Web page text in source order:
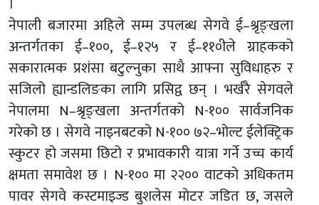
नेपाली बजारमा अहिले सम्म उपलब्ध सेगवे ई–श्रृङ्खला
अन्तर्गतका ई–१००, ई–१२५ र ई–११०ीले ग्राहकको
सकारात्मक प्रशंसा बटुल्नुका साथै आफ्ना सुविधाहरु र
सजिलो ह्यान्डलिङका लागि प्रसिद्व छन् । भर्खरै सेगवले
नेपालमा N–श्रृङ्खला अन्तर्गतको N-१०० सार्वजनिक
गरेको छ । सेगवे नाइनबटको N-१०० ७२–भोल्ट ईलेक्ट्रिक
स्कुटर हो जसमा छिटो र प्रभावकारी यात्रा गर्ने उच्च कार्य
क्षमता समावेश छ । N-१०० मा २२०० वाटको अधिकतम
पावर सेगवे कस्टमाइज्ड बुशलेस मोटर जडित छ, जसले